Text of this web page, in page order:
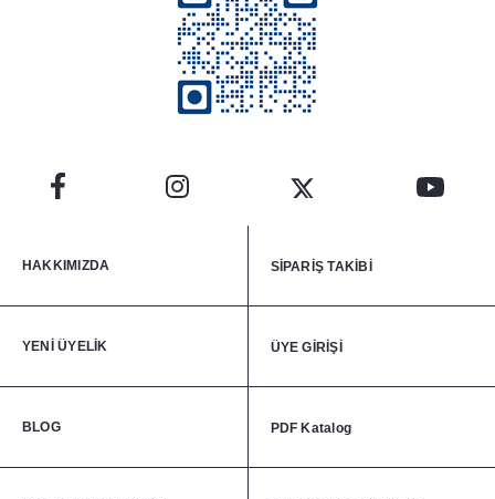
HAKKIMIZDA SİPARİŞ TAKİBİ
YENİ ÜYELİK ÜYE GİRİŞİ
BLOG PDF Katalog